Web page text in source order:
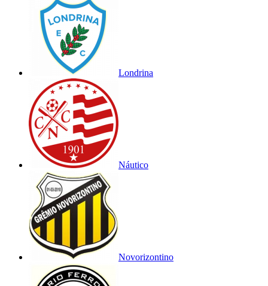
Londrina
Náutico
Novorizontino